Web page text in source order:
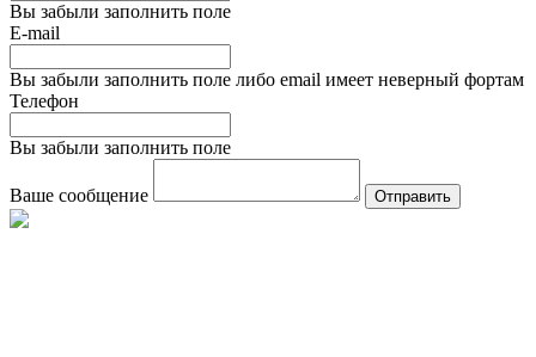
Вы забыли заполнить поле
E-mail
Вы забыли заполнить поле либо email имеет неверный фортам
Телефон
Вы забыли заполнить поле
Ваше сообщение Отправить